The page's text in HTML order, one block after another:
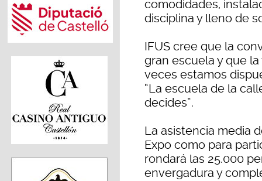
comodidades,
disciplina y lleno de
IFUS cree que la
gran escuela y que
veces estamos
“La escuela de la
decides”.
La asistencia media
Expo como para
rondará las 25.000
envergadura y